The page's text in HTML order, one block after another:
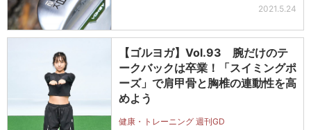
2021.5.24
【ゴルヨガ】Vol.93 腕だけのテ
ークバックは卒業！「スイミングポ
ーズ」で肩甲骨と胸椎の連動性を高
めよう
健康・トレーニング 週刊GD